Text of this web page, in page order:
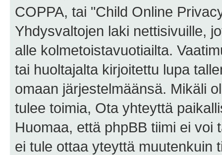
COPPA, tai "Child Online
Yhdysvaltojen laki nettisivuille,
alle kolmetoistavuotiailta.
tai huoltajalta kirjoitettu lupa
omaan järjestelmäänsä. Mikäli
tulee toimia, Ota yhteyttä
Huomaa, että phpBB tiimi ei
ei tule ottaa yteyttä muutenkuin